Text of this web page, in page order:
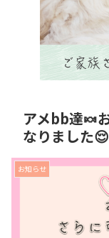
アメbb達🍬
なりました
お知らせ